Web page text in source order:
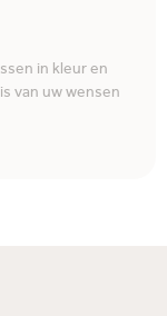
in kleur en
van uw wensen